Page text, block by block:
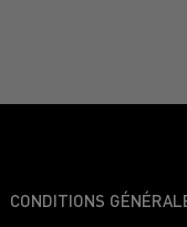
CONDITIONS